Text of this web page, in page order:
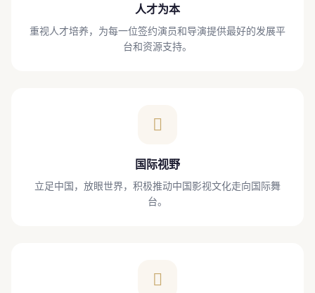
人才为本
重视人才培养，为每一位签约演员和导演提供最好的发展平
台和资源支持。
国际视野
立足中国，放眼世界，积极推动中国影视文化走向国际舞
台。